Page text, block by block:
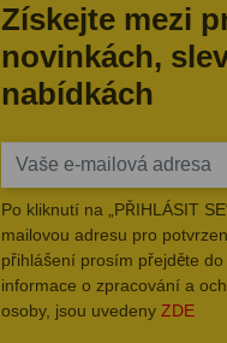
Získejte mezi
novinkách,
nabídkách
Po kliknutí na „PŘIHLÁSIT
mailovou adresu pro
přihlášení prosím přejděte
informace o zpracování a
osoby, jsou uvedeny ZDE